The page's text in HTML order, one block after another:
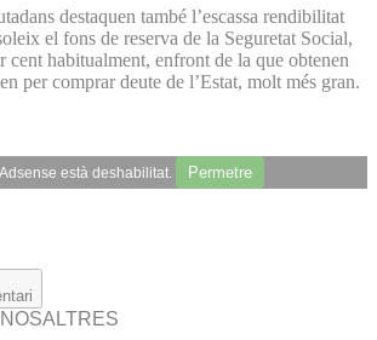
destaquen també l’escassa rendibilitat
el fons de reserva de la Seguretat Social,
cent habitualment, enfront de la que obtenen
per comprar deute de l’Estat, molt més gran.
està deshabilitat. Permetre